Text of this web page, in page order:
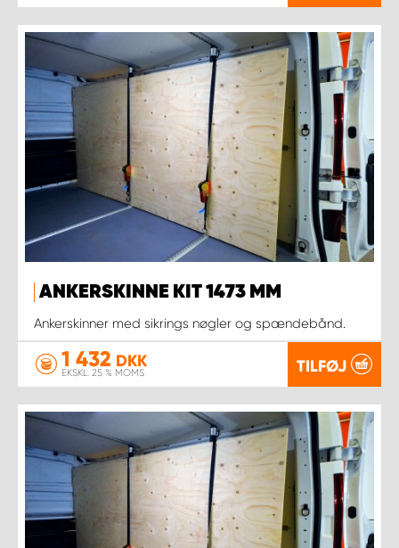
ANKERSKINNE KIT 1473 MM
Ankerskinner med sikrings nøgler og spændebånd.
1 432 DKK
EKSKL. 25 % MOMS TILFØJ